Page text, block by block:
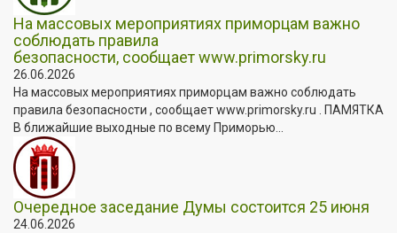
На массовых мероприятиях приморцам важно
соблюдать правила
безопасности, сообщает www.primorsky.ru
26.06.2026
На массовых мероприятиях приморцам важно соблюдать
правила безопасности , сообщает www.primorsky.ru . ПАМЯТКА
В ближайшие выходные по всему Приморью...
Очередное заседание Думы состоится 25 июня
24.06.2026